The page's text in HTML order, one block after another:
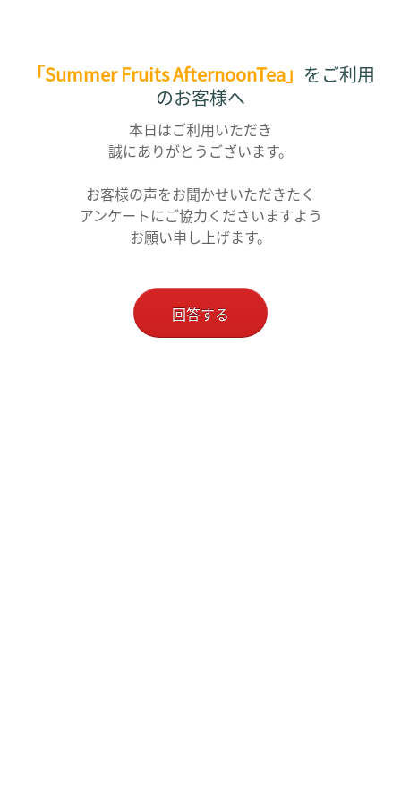
「Summer Fruits AfternoonTea」 をご利用
のお客様へ
本日はご利用いただき
誠にありがとうございます。
お客様の声をお聞かせいただきたく
アンケートにご協力くださいますよう
お願い申し上げます。
回答する